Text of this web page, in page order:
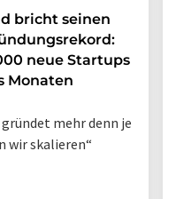
bricht seinen
neue Startups
Monaten
gründet mehr denn je
wir skalieren“